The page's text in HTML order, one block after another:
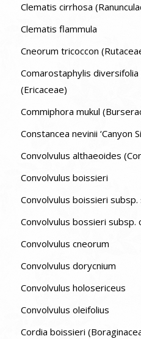
Clematis cirrhosa
Clematis flammula
Cneorum tricoccon
Comarostaphylis
(Ericaceae)
Commiphora mukul
Constancea nevinii ‘Canyon
Convolvulus althaeoides
Convolvulus boissieri
Convolvulus boissieri subsp.
Convolvulus cneorum
Convolvulus dorycnium
Convolvulus holosericeus
Convolvulus oleifolius
Cordia boissieri